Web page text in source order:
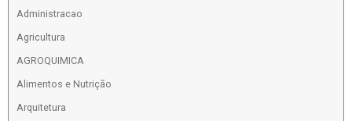
Administracao
Agricultura
AGROQUIMICA
Alimentos e Nutrição
Arquitetura